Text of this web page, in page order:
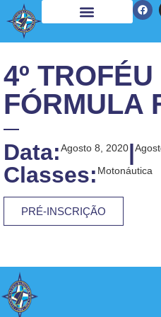
4º
FÓRMULA
Data:Agosto 8, 2020|
Classes: Motonáutica
PRÉ-INSCRIÇÃO